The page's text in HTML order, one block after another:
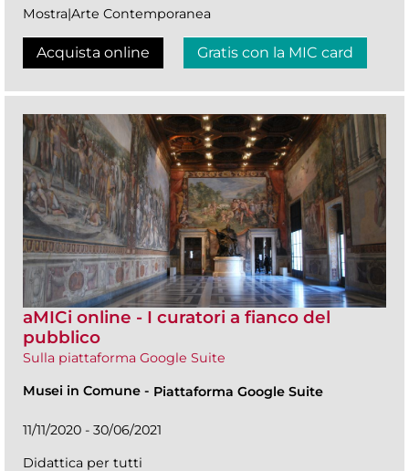
Mostra|Arte Contemporanea
Acquista online Gratis con la MIC card
aMICi online - I curatori a fianco del
pubblico
Sulla piattaforma Google Suite
Musei in Comune - Piattaforma Google Suite
11/11/2020 - 30/06/2021
Didattica per tutti